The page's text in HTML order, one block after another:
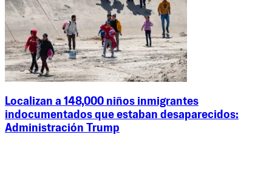
Localizan a 148,000 niños inmigrantes
indocumentados que estaban desaparecidos:
Administración Trump